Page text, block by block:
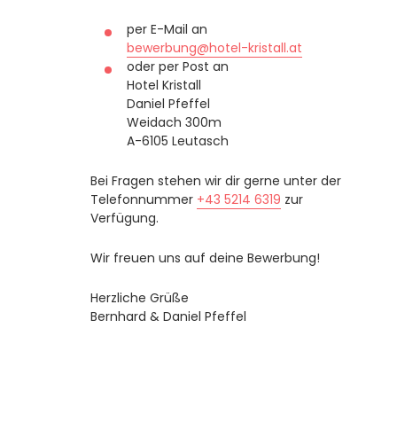
per E-Mail an
bewerbung@hotel-kristall.at
oder per Post an
Hotel Kristall
Daniel Pfeffel
Weidach 300m
A-6105 Leutasch
Bei Fragen stehen wir dir gerne unter der
Telefonnummer +43 5214 6319 zur
Verfügung.
Wir freuen uns auf deine Bewerbung!
Herzliche Grüße
Bernhard & Daniel Pfeffel